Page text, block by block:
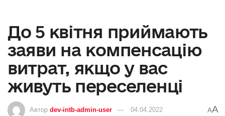
До 5 квітня приймають
заяви на компенсацію
витрат, якщо у вас
живуть переселенці
Автор dev-intb-admin-user 04.04.2022 AA